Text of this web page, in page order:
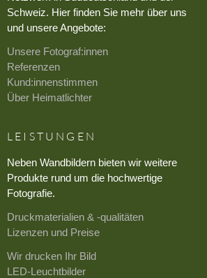
Schweiz. Hier finden Sie mehr über uns
und unsere Angebote:
Unsere Fotograf:innen
Referenzen
Kund:innenstimmen
Über Heimatlichter
LEISTUNGEN
Neben Wandbildern bieten wir weitere
Produkte rund um die hochwertige
Fotografie.
Druckmaterialien & -qualitäten
Lizenzen und Preise
Wir drucken Ihr Bild
LED-Leuchtbilder